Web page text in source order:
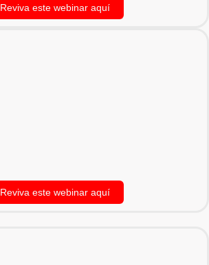
Reviva este webinar aquí
Reviva este webinar aquí